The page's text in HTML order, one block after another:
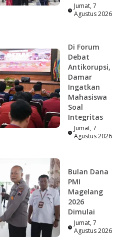
Jumat, 7
Agustus 2026
Di Forum
Debat
Antikorupsi,
Damar
Ingatkan
Mahasiswa
Soal
Integritas
Jumat, 7
Agustus 2026
Bulan Dana
PMI
Magelang
2026
Dimulai
Jumat, 7
Agustus 2026